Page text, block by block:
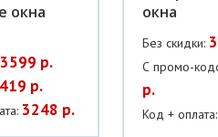
окна
3599 р.
р.
3248 р.
окна
Без скидки:
С промо-
р.
Код + оплата: